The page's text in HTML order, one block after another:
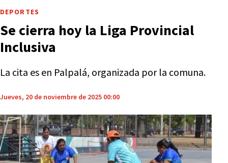
DEPORTES
Se cierra hoy la Liga Provincial
Inclusiva
La cita es en Palpalá, organizada por la comuna.
Jueves, 20 de noviembre de 2025 00:00